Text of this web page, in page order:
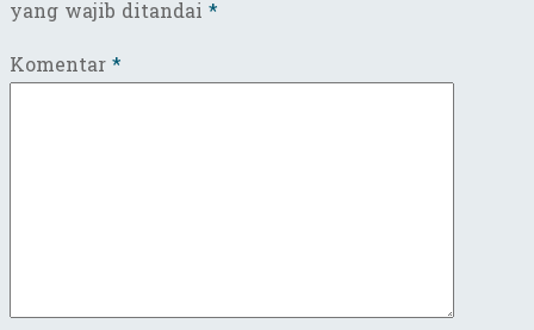
yang wajib ditandai *
Komentar*